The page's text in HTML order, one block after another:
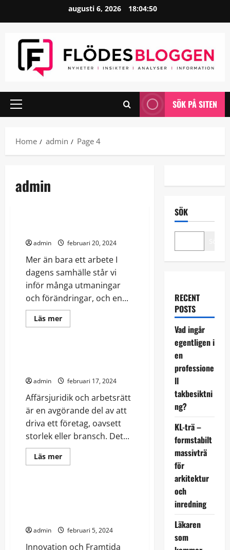
augusti 6, 2026 18:04:50
Primary
SÖK PÅ SITEN
Home admin Page 4
admin
admin februari 20, 2024
Mer än bara ett arbete I
dagens samhälle står vi
inför många utmaningar
och förändringar, och en...
Läs merRead
more
Jurudik
admin februari 17, 2024
Affärsjuridik och arbetsrätt
är en avgörande del av att
driva ett företag, oavsett
storlek eller bransch. Det...
Läs merRead
more
Ekonomi
admin februari 5, 2024
Innovation och Framtida
SÖK
RECENT
POSTS
Vad ingår
egentligen i
en
professione
ll
takbesiktni
ng?
KL-trä –
formstabilt
massivträ
för
arkitektur
och
inredning
Läkaren
som